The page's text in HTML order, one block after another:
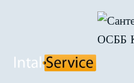
Skip to main content